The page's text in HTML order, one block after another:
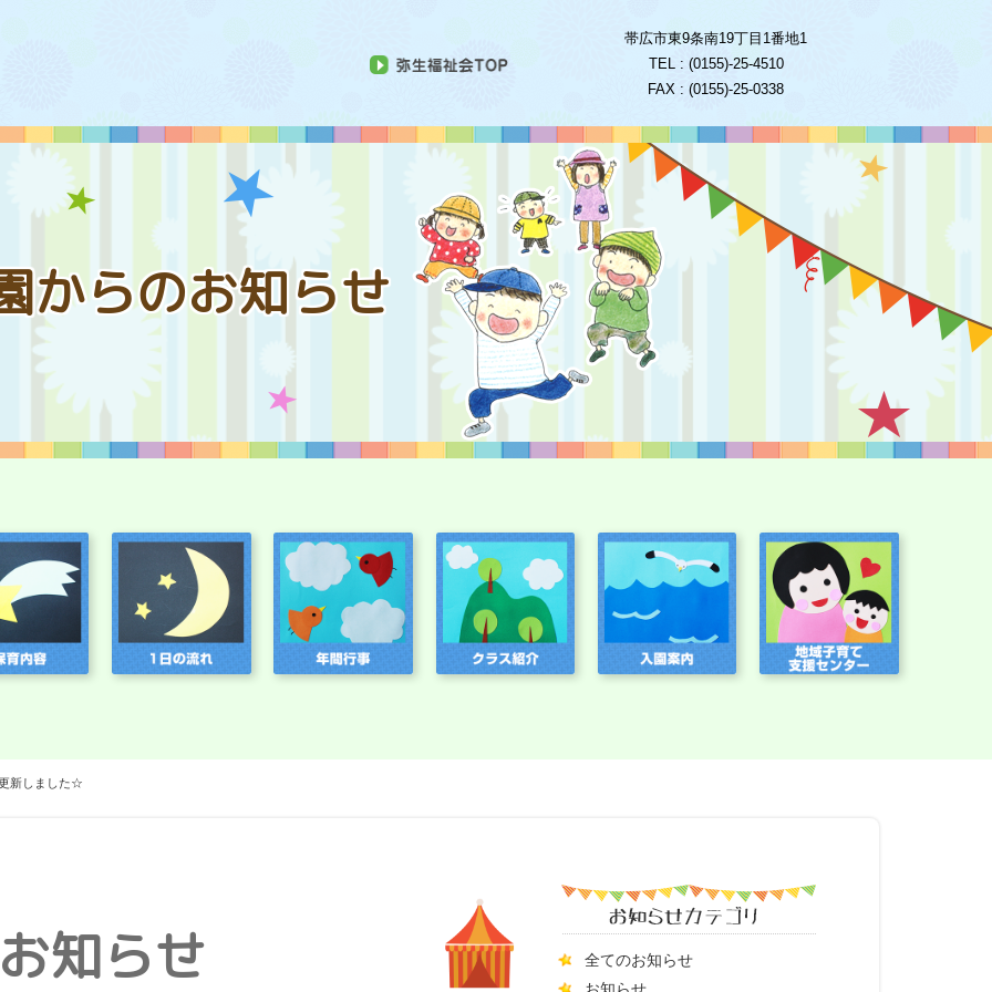
帯広市東9条南19丁目1番地1
TEL : (0155)-25-4510
FAX : (0155)-25-0338
からのお知らせ
新しました☆
知らせ
全てのお知らせ